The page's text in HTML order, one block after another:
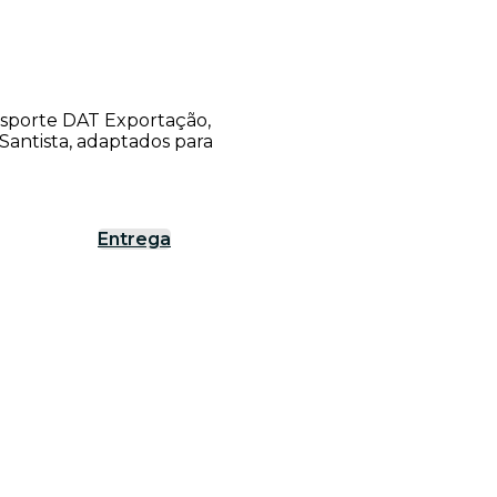
DAT Exportação,
adaptados para
Entrega